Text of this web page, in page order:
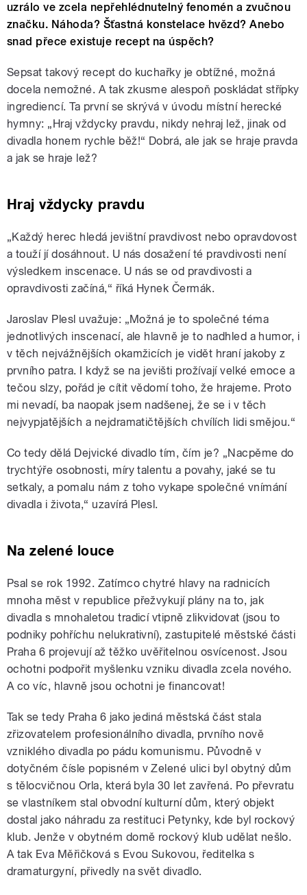
uzrálo ve zcela nepřehlédnutelný fenomén a zvučnou
značku. Náhoda? Šťastná konstelace hvězd? Anebo
snad přece existuje recept na úspěch?
Sepsat takový recept do kuchařky je obtížné, možná
docela nemožné. A tak zkusme alespoň poskládat střípky
ingrediencí. Ta první se skrývá v úvodu místní herecké
hymny: „Hraj vždycky pravdu, nikdy nehraj lež, jinak od
divadla honem rychle běž!“ Dobrá, ale jak se hraje pravda
a jak se hraje lež?
Hraj vždycky pravdu
„Každý herec hledá jevištní pravdivost nebo opravdovost
a touží jí dosáhnout. U nás dosažení té pravdivosti není
výsledkem inscenace. U nás se od pravdivosti a
opravdivosti začíná,“ říká Hynek Čermák.
Jaroslav Plesl uvažuje: „Možná je to společné téma
jednotlivých inscenací, ale hlavně je to nadhled a humor, i
v těch nejvážnějších okamžicích je vidět hraní jakoby z
prvního patra. I když se na jevišti prožívají velké emoce a
tečou slzy, pořád je cítit vědomí toho, že hrajeme. Proto
mi nevadí, ba naopak jsem nadšenej, že se i v těch
nejvypjatějších a nejdramatičtějších chvílích lidi smějou.“
Co tedy dělá Dejvické divadlo tím, čím je? „Nacpěme do
trychtýře osobnosti, míry talentu a povahy, jaké se tu
setkaly, a pomalu nám z toho vykape společné vnímání
divadla i života,“ uzavírá Plesl.
Na zelené louce
Psal se rok 1992. Zatímco chytré hlavy na radnicích
mnoha měst v republice přežvykují plány na to, jak
divadla s mnohaletou tradicí vtipně zlikvidovat (jsou to
podniky pohříchu nelukrativní), zastupitelé městské části
Praha 6 projevují až těžko uvěřitelnou osvícenost. Jsou
ochotni podpořit myšlenku vzniku divadla zcela nového.
A co víc, hlavně jsou ochotni je financovat!
Tak se tedy Praha 6 jako jediná městská část stala
zřizovatelem profesionálního divadla, prvního nově
vzniklého divadla po pádu komunismu. Původně v
dotyčném čísle popisném v Zelené ulici byl obytný dům
s tělocvičnou Orla, která byla 30 let zavřená. Po převratu
se vlastníkem stal obvodní kulturní dům, který objekt
dostal jako náhradu za restituci Petynky, kde byl rockový
klub. Jenže v obytném domě rockový klub udělat nešlo.
A tak Eva Měřičková s Evou Sukovou, ředitelka s
dramaturgyní, přivedly na svět divadlo.